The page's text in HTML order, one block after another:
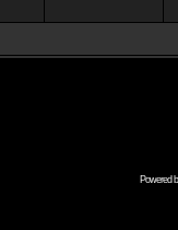
Powered